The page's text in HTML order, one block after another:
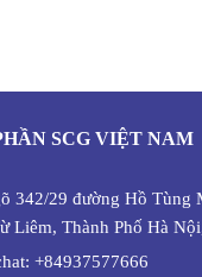
SCG VIỆT NAM
342/29 đường Hồ Tùng
Liêm, Thành Phố Hà
+84937577666